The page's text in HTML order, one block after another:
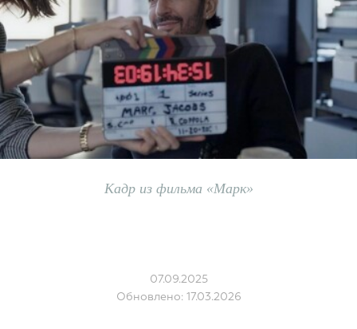
Кадр из фильма «Марк»
07.09.2025
Обновлено: 17.03.2026